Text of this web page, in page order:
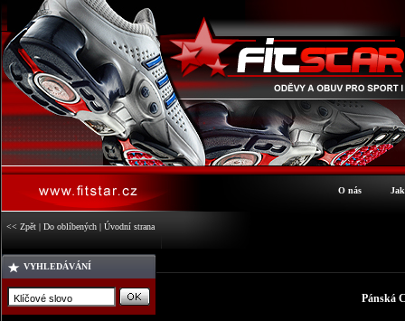
O nás
<< Zpět | Do oblíbených | Úvodní strana
VYHLEDÁVÁNÍ
Pánská